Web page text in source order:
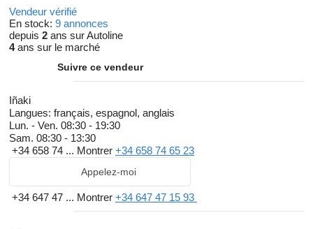
Vendeur vérifié
En stock: 9 annonces
depuis 2 ans sur Autoline
4ans sur le marché
Suivre ce vendeur
Iñaki
Langues: français, espagnol, anglais
Lun. - Ven. 08:30 - 19:30
Sam. 08:30 - 13:30
+34 658 74 ... Montrer +34 658 74 65 23
Appelez-moi
+34 647 47 ... Montrer +34 647 47 15 93